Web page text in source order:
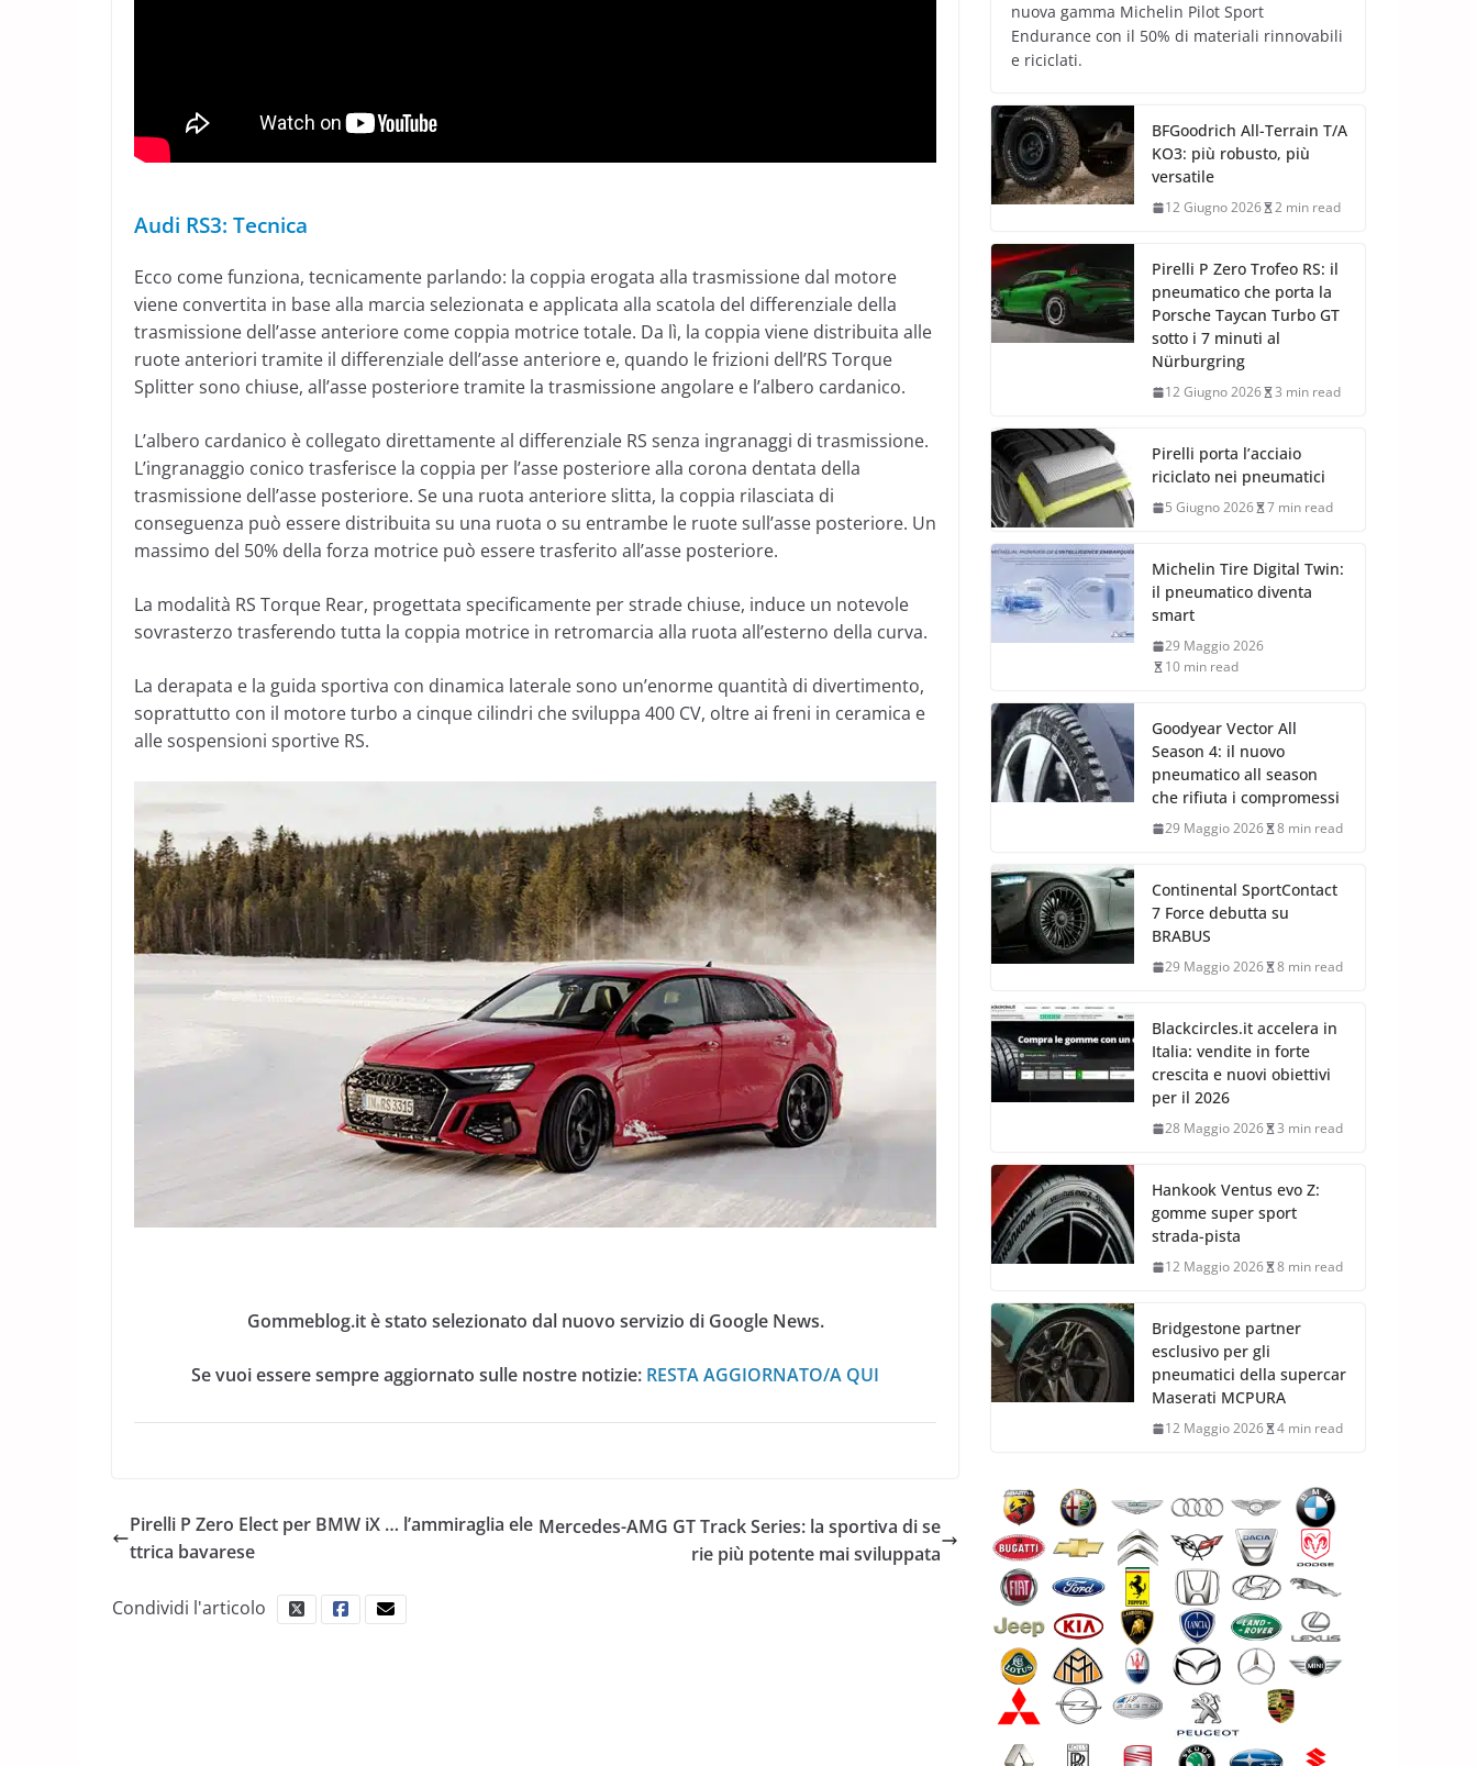
Audi RS3: Tecnica
Ecco come funziona, tecnicamente parlando: la coppia erogata alla trasmissione dal motore
viene convertita in base alla marcia selezionata e applicata alla scatola del differenziale della
trasmissione dell’asse anteriore come coppia motrice totale. Da lì, la coppia viene distribuita alle
ruote anteriori tramite il differenziale dell’asse anteriore e, quando le frizioni dell’RS Torque
Splitter sono chiuse, all’asse posteriore tramite la trasmissione angolare e l’albero cardanico.
L’albero cardanico è collegato direttamente al differenziale RS senza ingranaggi di trasmissione.
L’ingranaggio conico trasferisce la coppia per l’asse posteriore alla corona dentata della
trasmissione dell’asse posteriore. Se una ruota anteriore slitta, la coppia rilasciata di
conseguenza può essere distribuita su una ruota o su entrambe le ruote sull’asse posteriore. Un
massimo del 50% della forza motrice può essere trasferito all’asse posteriore.
La modalità RS Torque Rear, progettata specificamente per strade chiuse, induce un notevole
sovrasterzo trasferendo tutta la coppia motrice in retromarcia alla ruota all’esterno della curva.
La derapata e la guida sportiva con dinamica laterale sono un’enorme quantità di divertimento,
soprattutto con il motore turbo a cinque cilindri che sviluppa 400 CV, oltre ai freni in ceramica e
alle sospensioni sportive RS.
Gommeblog.it è stato selezionato dal nuovo servizio di Google News.
Se vuoi essere sempre aggiornato sulle nostre notizie: RESTA AGGIORNATO/A QUI
Pirelli P Zero Elect per BMW iX … l’ammiraglia ele
ttrica bavarese
Mercedes-AMG GT Track Series: la sportiva di se
rie più potente mai sviluppata
Condividi l'articolo
nuova gamma Michelin Pilot Sport
Endurance con il 50% di materiali rinnovabili
e riciclati.
BFGoodrich All-Terrain T/A
KO3: più robusto, più
versatile
12 Giugno 2026 2 min read
Pirelli P Zero Trofeo RS: il
pneumatico che porta la
Porsche Taycan Turbo GT
sotto i 7 minuti al
Nürburgring
12 Giugno 2026 3 min read
Pirelli porta l’acciaio
riciclato nei pneumatici
5 Giugno 2026 7 min read
Michelin Tire Digital Twin:
il pneumatico diventa
smart
29 Maggio 2026
10 min read
Goodyear Vector All
Season 4: il nuovo
pneumatico all season
che rifiuta i compromessi
29 Maggio 2026 8 min read
Continental SportContact
7 Force debutta su
BRABUS
29 Maggio 2026 8 min read
Blackcircles.it accelera in
Italia: vendite in forte
crescita e nuovi obiettivi
per il 2026
28 Maggio 2026 3 min read
Hankook Ventus evo Z:
gomme super sport
strada-pista
12 Maggio 2026 8 min read
Bridgestone partner
esclusivo per gli
pneumatici della supercar
Maserati MCPURA
12 Maggio 2026 4 min read